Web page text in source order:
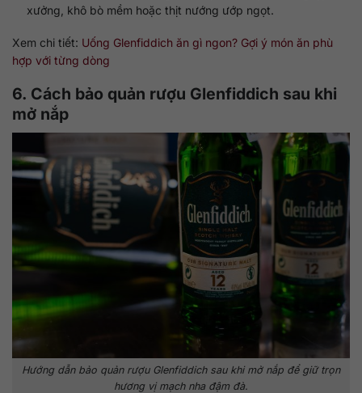
xưởng, khô bò mềm hoặc thịt nướng ướp ngọt.
Xem chi tiết: Uống Glenfiddich ăn gì ngon? Gợi ý món ăn phù
hợp với từng dòng
6. Cách bảo quản rượu Glenfiddich sau khi
mở nắp
Hướng dẫn bảo quản rượu Glenfiddich sau khi mở nắp để giữ trọn
hương vị mạch nha đậm đà.